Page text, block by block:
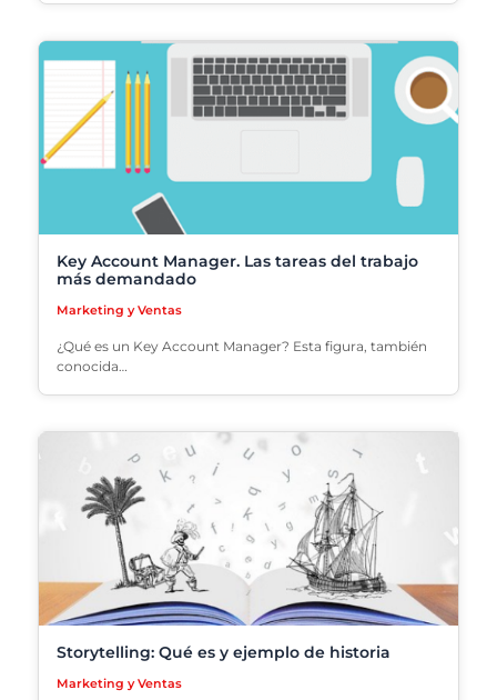
Key Account Manager. Las tareas del trabajo
más demandado
Marketing y Ventas
¿Qué es un Key Account Manager? Esta figura, también
conocida…
Storytelling: Qué es y ejemplo de historia
Marketing y Ventas